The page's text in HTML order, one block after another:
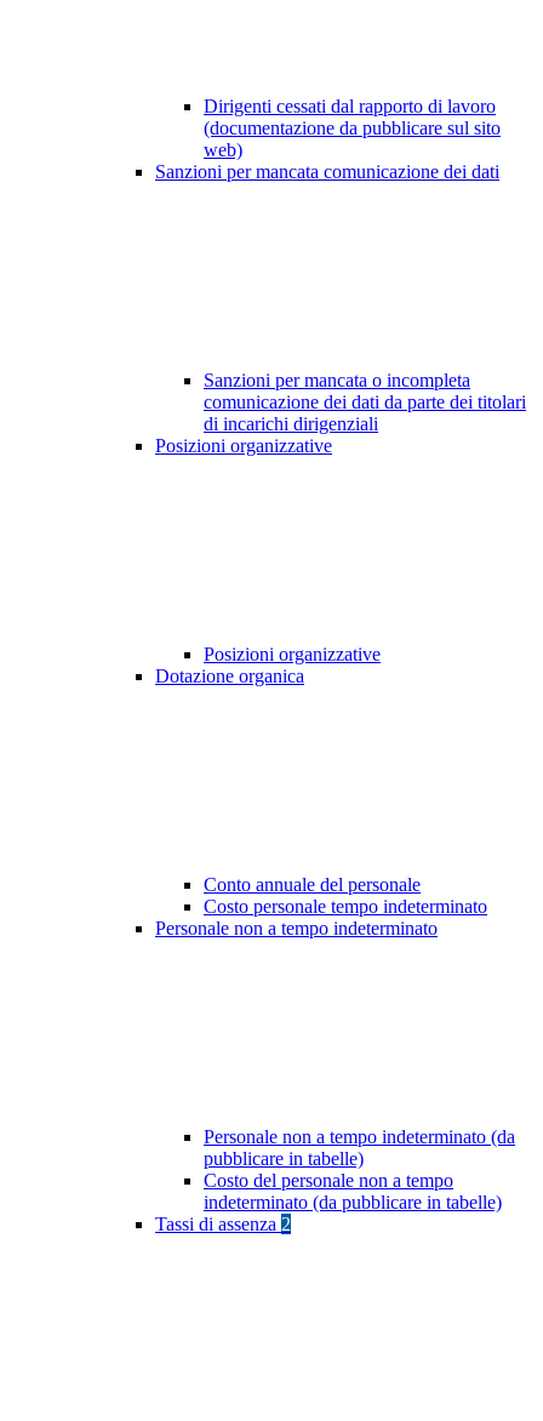
Dirigenti cessati dal rapporto di lavoro
(documentazione da pubblicare sul sito
web)
Sanzioni per mancata comunicazione dei dati
Sanzioni per mancata o incompleta
comunicazione dei dati da parte dei titolari
di incarichi dirigenziali
Posizioni organizzative
Posizioni organizzative
Dotazione organica
Conto annuale del personale
Costo personale tempo indeterminato
Personale non a tempo indeterminato
Personale non a tempo indeterminato (da
pubblicare in tabelle)
Costo del personale non a tempo
indeterminato (da pubblicare in tabelle)
Tassi di assenza 2